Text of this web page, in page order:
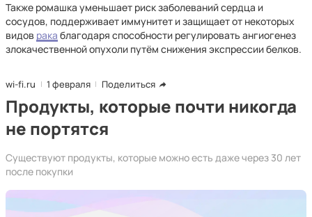
Также ромашка уменьшает риск заболеваний сердца и
сосудов, поддерживает иммунитет и защищает от некоторых
видов рака благодаря способности регулировать ангиогенез
злокачественной опухоли путём снижения экспрессии белков.
wi-fi.ru 1 февраля Поделиться
Продукты, которые почти никогда
не портятся
Существуют продукты, которые можно есть даже через 30 лет
после покупки